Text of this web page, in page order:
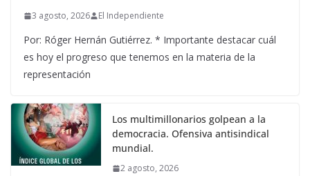
3 agosto, 2026 El Independiente
Por: Róger Hernán Gutiérrez. * Importante destacar cuál
es hoy el progreso que tenemos en la materia de la
representación
Los multimillonarios golpean a la
democracia. Ofensiva antisindical
mundial.
2 agosto, 2026